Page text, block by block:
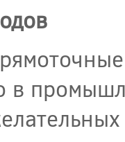
в